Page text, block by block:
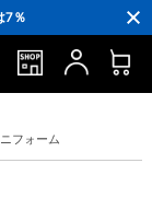
7％
プレゼント！
ント！
フォーム